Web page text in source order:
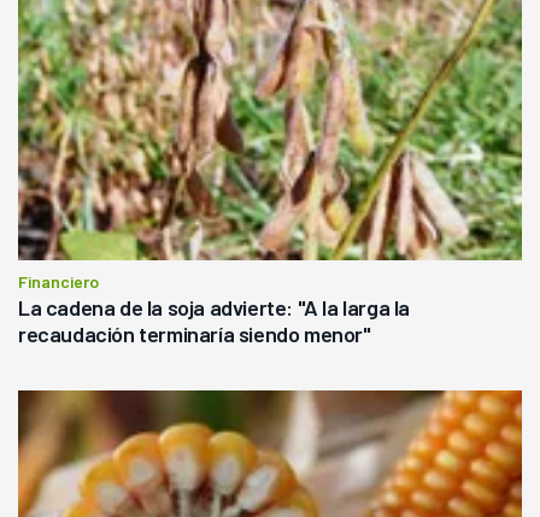
Financiero
La cadena de la soja advierte: "A la larga la
recaudación terminaría siendo menor"